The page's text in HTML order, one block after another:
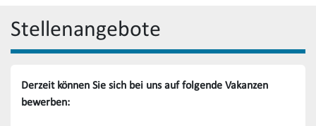
Stellenangebote
Derzeit können Sie sich bei uns auf folgende Vakanzen
bewerben: